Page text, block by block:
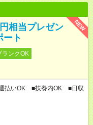
NEW
相当プレゼン
ート
ランクOK
払いOK ■扶養内OK ■日収